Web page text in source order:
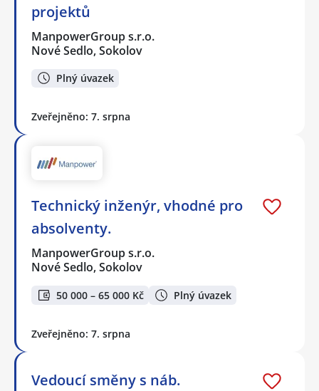
projektů
ManpowerGroup s.r.o.
Nové Sedlo, Sokolov
Plný úvazek
Zveřejněno: 7. srpna
Technický inženýr, vhodné pro
absolventy.
ManpowerGroup s.r.o.
Nové Sedlo, Sokolov
50 000 – 65 000 Kč Plný úvazek
Zveřejněno: 7. srpna
Vedoucí směny s náb.